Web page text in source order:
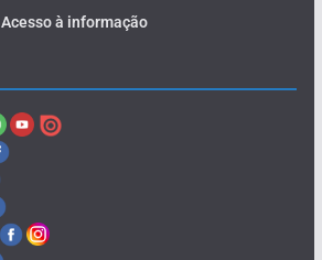
Acesso à informação